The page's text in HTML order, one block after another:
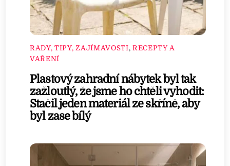
RADY, TIPY, ZAJÍMAVOSTI, RECEPTY A
VAŘENÍ
Plastový zahradní nábytek byl tak
zažloutlý, že jsme ho chtěli vyhodit:
Stačil jeden materiál ze skříně, aby
byl zase bílý